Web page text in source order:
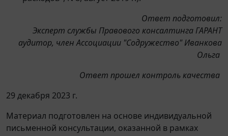
Ответ подготовил:
Эксперт службы Правового консалтинга ГАРАНТ
аудитор, член Ассоциации "Содружество" Иванкова
Ольга
Ответ прошел контроль качества
29 декабря 2023 г.
Материал подготовлен на основе индивидуальной
письменной консультации, оказанной в рамках